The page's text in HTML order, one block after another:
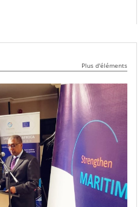
Plus d'éléments